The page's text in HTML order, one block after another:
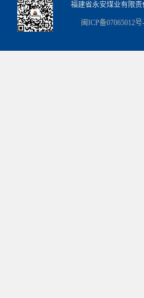
福建省永安煤业有限责
闽ICP备07065012号